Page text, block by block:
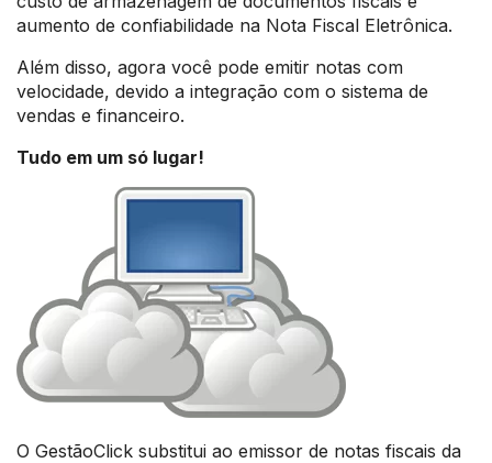
aumento de confiabilidade na Nota Fiscal Eletrônica.
Além disso, agora você pode emitir notas com
velocidade, devido a integração com o sistema de
vendas e financeiro.
Tudo em um só lugar!
O GestãoClick substitui ao emissor de notas fiscais da